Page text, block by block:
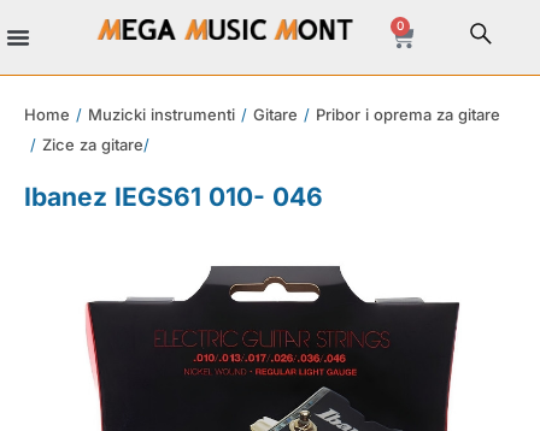
0
Home / Muzicki instrumenti / Gitare / Pribor i oprema za gitare
/ Zice za gitare/
Ibanez IEGS61 010- 046